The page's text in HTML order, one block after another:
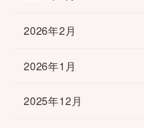
2026年2月
2026年1月
2025年12月